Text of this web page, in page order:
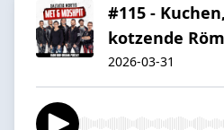
#115 -
kotzende
2026-03-31